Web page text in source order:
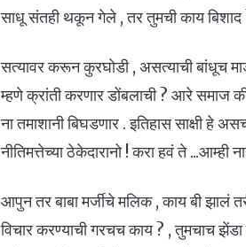
साधू संतही थकून गेले , तर तुमची काय बिशाद
सत्यावर करून कुरघोडी , असत्याची बांधूच
म्हणे क्रांती करणार डोंबलाची ? आरे समाज
ना तमाशानी बिघडणार . इतिहास साक्षी हे
नीतिमत्तेच्या ठेकेदारानो ! करा हवं ते ...आम्ही
आपुन तर बाबा मर्जीचे मलिक , काय बी झालं
विचार करण्याची गरचच काय ? , तुमचाच झेंडा